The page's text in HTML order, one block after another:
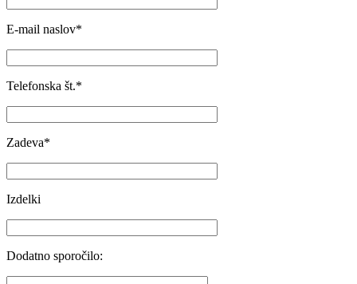
E-mail naslov*
Telefonska št.*
Zadeva*
Izdelki
Dodatno sporočilo: